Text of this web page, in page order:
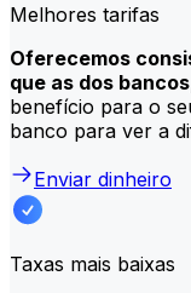
Melhores tarifas
Oferecemos
que as dos bancos
benefício para o
banco para ver a
Enviar dinheiro
Taxas mais baixas